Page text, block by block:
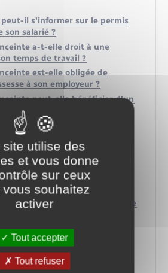
peut-il s'informer sur le permis
son salarié ?
a-t-elle droit à une
temps de travail ?
est-elle obligée de
à son employeur ?
peut-elle bénéficier d'un
de son poste de travail ?
t-elle droit à des absences liées
elle allaiter pendant les
?
il être obligé de travailler en
dans le secteur privé : qu'est-ce
: qu'est-ce que la visite
de prévention (Vip) ?
: qu'est-ce que le suivi
?
site utilise des
et vous donne
sur ceux
vous souhaitez
activer
Tout accepter
Tout refuser